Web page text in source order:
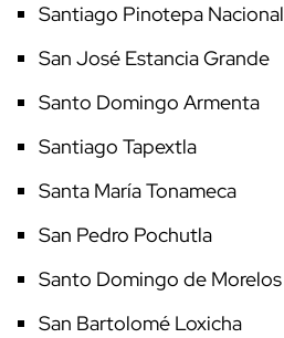
Santiago Pinotepa Nacional
San José Estancia Grande
Santo Domingo Armenta
Santiago Tapextla
Santa María Tonameca
San Pedro Pochutla
Santo Domingo de Morelos
San Bartolomé Loxicha